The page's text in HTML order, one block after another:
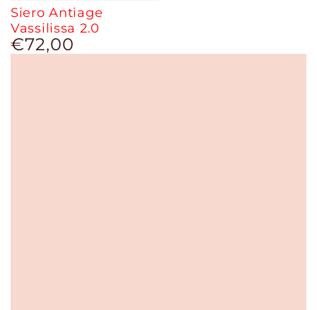
Siero Antiage
Vassilissa 2.0
Prezzo
regolare
€72,00